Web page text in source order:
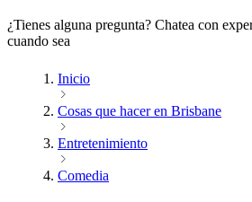
¿Tienes alguna pregunta? Chatea con
cuando sea
Inicio
Cosas que hacer en Brisbane
Entretenimiento
Comedia